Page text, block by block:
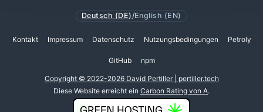
Deutsch (DE)/English (EN)
Kontakt Impressum Datenschutz Nutzungsbedingungen Petroly
GitHub npm
Copyright © 2022-2026 David Pertiller | pertiller.tech
Diese Website erreicht ein Carbon Rating von A.